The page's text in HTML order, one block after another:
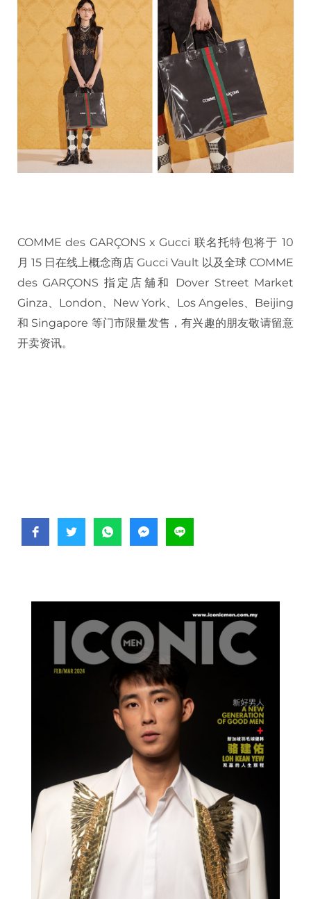
COMME des GARÇONS x Gucci 联名托特包将于 10
月 15 日在线上概念商店 Gucci Vault 以及全球 COMME
des GARÇONS 指定店舖和 Dover Street Market
Ginza、London、New York、Los Angeles、Beijing
和 Singapore 等门市限量发售，有兴趣的朋友敬请留意
开卖资讯。